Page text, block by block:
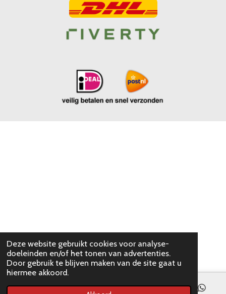
Deze website gebruikt cookies voor analyse-
doeleinden en/of het tonen van advertenties.
Door gebruik te blijven maken van de site gaat u
hiermee akkoord.